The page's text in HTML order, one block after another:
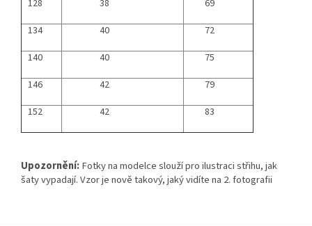
128 38
69
134
40
72
140
40
75
146
42
79
152
42 83
Upozornění:Fotky na modelce slouží pro ilustraci střihu, jak
šaty vypadají. Vzor je nově takový, jaký vidíte na 2. fotografii